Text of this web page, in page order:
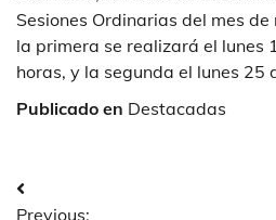
Sesiones Ordinarias del mes
la primera se realizará el lunes
horas, y la segunda el lunes 25
Publicado en Destacadas
Navegación
Previous: